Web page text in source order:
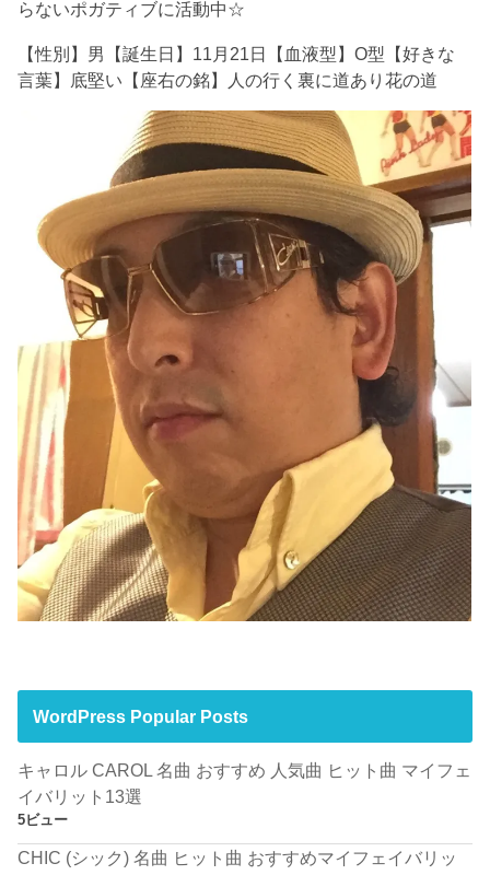
らないポガティブに活動中☆
【性別】男【誕生日】11月21日【血液型】O型【好きな
言葉】底堅い【座右の銘】人の行く裏に道あり花の道
WordPress Popular Posts
キャロル CAROL 名曲 おすすめ 人気曲 ヒット曲 マイフェ
イバリット13選
5ビュー
CHIC (シック) 名曲 ヒット曲 おすすめマイフェイバリッ